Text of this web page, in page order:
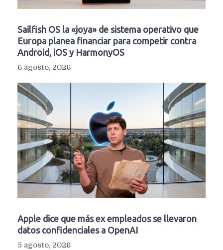
Sailfish OS la «joya» de sistema operativo que
Europa planea financiar para competir contra
Android, iOS y HarmonyOS
6 agosto, 2026
Apple dice que más ex empleados se llevaron
datos confidenciales a OpenAI
5 agosto, 2026